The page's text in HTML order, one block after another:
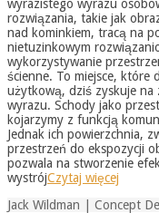
wyrazistego wyrazu
rozwiązania, takie jak
nad kominkiem, tracą na
nietuzinkowym
wykorzystywanie
ścienne. To miejsce, które
użytkową, dziś zyskuje na
wyrazu. Schody jako
kojarzymy z funkcją
Jednak ich powierzchnia,
przestrzeń do ekspozycji
pozwala na stworzenie
wystrójCzytaj więcej
Jack Wildman | Concept